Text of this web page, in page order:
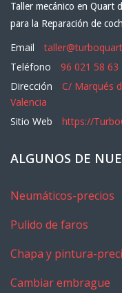
Taller mecánico en Quart
para la Reparación de
Email
Teléfono
96 021 58 63
Dirección
C/ Marqués
Valencia
Sitio Web
https://
ALGUNOS DE
Neumáticos-precios
Pulido de faros
Chapa y pintura-
Cambiar embrague